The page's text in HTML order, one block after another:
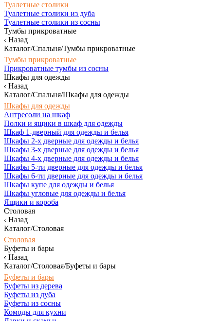
Туалетные столики
Туалетные столики из дуба
Туалетные столики из сосны
Тумбы прикроватные
Назад
Каталог/Спальня/Тумбы прикроватные
Тумбы прикроватные
Прикроватные тумбы из сосны
Шкафы для одежды
Назад
Каталог/Спальня/Шкафы для одежды
Шкафы для одежды
Антресоли на шкаф
Полки и ящики в шкаф для одежды
Шкаф 1-дверный для одежды и белья
Шкафы 2-х дверные для одежды и белья
Шкафы 3-х дверные для одежды и белья
Шкафы 4-х дверные для одежды и белья
Шкафы 5-ти дверные для одежды и белья
Шкафы 6-ти дверные для одежды и белья
Шкафы купе для одежды и белья
Шкафы угловые для одежды и белья
Ящики и короба
Столовая
Назад
Каталог/Столовая
Столовая
Буфеты и бары
Назад
Каталог/Столовая/Буфеты и бары
Буфеты и бары
Буфеты из дерева
Буфеты из дуба
Буфеты из сосны
Комоды для кухни